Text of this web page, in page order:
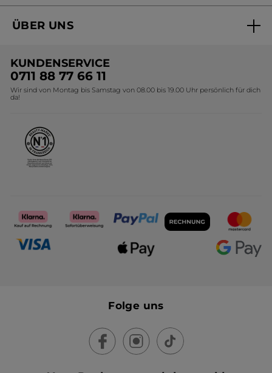
Black Friday Yves Rocher
Geschenkideen Yves Rocher
Kollektion Monoi Yves Rocher
ÜBER UNS
Umweltstiftung YR
Affiliate Programm
KUNDENSERVICE
0711 88 77 66 11
Wir sind von Montag bis Samstag von 08.00 bis 19.00 Uhr persönlich für dich
da!
Folge uns